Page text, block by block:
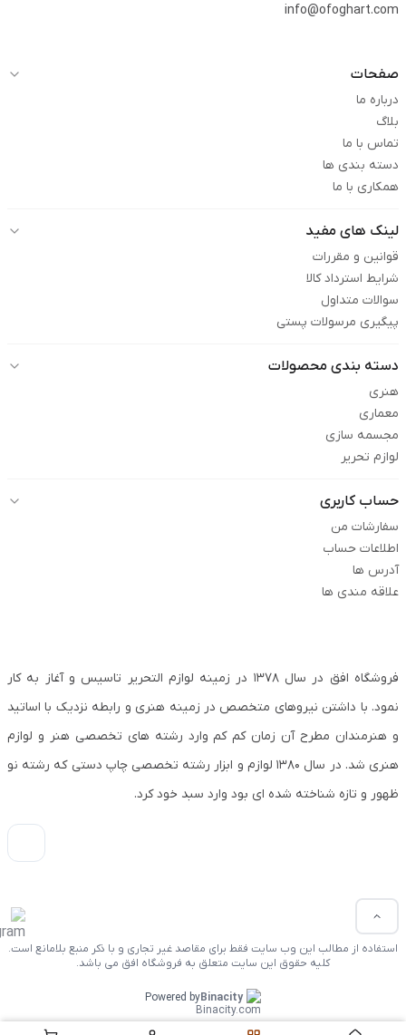
info@ofoghart.com
صفحات
درباره ما
بلاگ
تماس با ما
دسته بندی ها
همکاری با ما
لینک های مفید
قوانین و مقررات
شرایط استرداد کالا
سوالات متداول
پیگیری مرسولات پستی
دسته بندی محصولات
هنری
معماری
مجسمه سازی
لوازم تحریر
حساب کاربری
سفارشات من
اطلاعات حساب
آدرس ها
علاقه مندی ها
فروشگاه افق در سال ۱۳۷۸ در زمینه لوازم التحریر تاسیس و آغاز به کار
نمود. با داشتن نیروهای متخصص در زمینه هنری و رابطه نزدیک با اساتید
و هنرمندان مطرح آن زمان کم کم وارد رشته های تخصصی هنر و لوازم
هنری شد. در سال ۱۳۸۰ لوازم و ابزار رشته تخصصی چاپ دستی که رشته نو
ظهور و تازه شناخته شده ای بود وارد سبد خود کرد.
استفاده از مطالب این وب سایت فقط برای مقاصد غیر تجاری و با ذکر منبع بلامانع است.
کلیه حقوق این سایت متعلق به فروشگاه افق می باشد.
Powered byBinacity